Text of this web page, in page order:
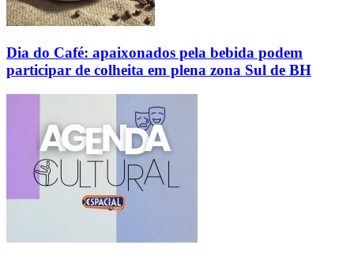
Dia do Café: apaixonados pela bebida podem
participar de colheita em plena zona Sul de BH